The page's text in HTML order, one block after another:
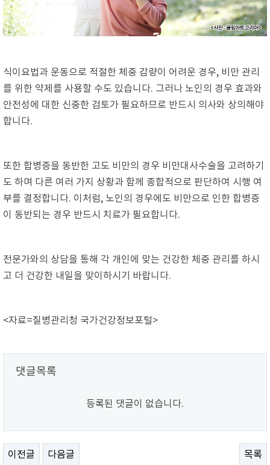
식이요법과 운동으로 적절한 체중 감량이 어려운 경우, 비만 관리
를 위한 약제를 사용할 수도 있습니다. 그러나 노인의 경우 효과와
안전성에 대한 신중한 검토가 필요하므로 반드시 의사와 상의해야
합니다.
또한 합병증을 동반한 고도 비만의 경우 비만대사수술을 고려하기
도 하며 다른 여러 가지 상황과 함께 종합적으로 판단하여 시행 여
부를 결정합니다. 이처럼, 노인의 경우에도 비만으로 인한 합병증
이 동반되는 경우 반드시 치료가 필요합니다.
전문가와의 상담을 통해 각 개인에 맞는 건강한 체중 관리를 하시
고 더 건강한 내일을 맞이하시기 바랍니다.
<자료=질병관리청 국가건강정보포털>
댓글목록
등록된 댓글이 없습니다.
이전글 다음글 목록